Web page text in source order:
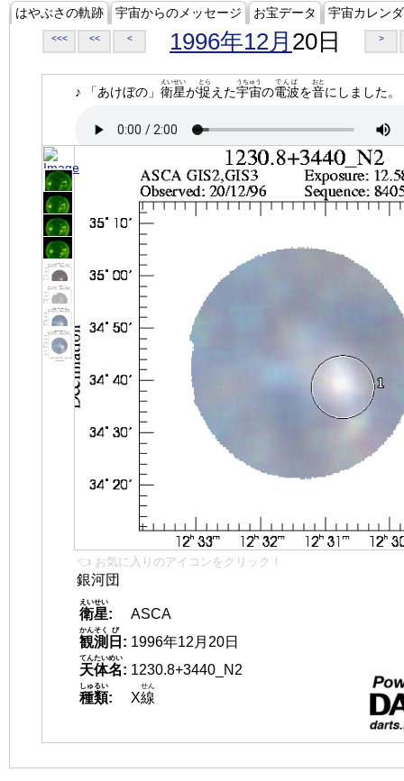
はやぶさの軌跡 宇宙からのメッセージ お宝データ 宇宙カレン
<<< << < 1996年12月 20日 >
♪ 「あけぼの」 衛星
えいせい
が捉
とら
えた宇宙
うちゅう
の電波
でんぱ
を音
おと
にしました。
👈 お気に入りのアイコンをクリック！
銀河団
衛星
えいせい
:
ASCA
観測
かんそく
日
び
: 1996年12月20日
天体名
てんたいめい
: 1230.8+3440_N2
種類
しゅるい
: X線
せん